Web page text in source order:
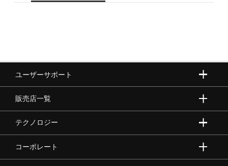
ゴルフ
バレーボール
バドミントン
ユーザーサポート
販売店一覧
テクノロジー
コーポレート